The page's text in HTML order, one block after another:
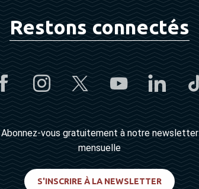
Restons connectés
Abonnez-vous gratuitement à notre newsletter
mensuelle
S'INSCRIRE À LA NEWSLETTER